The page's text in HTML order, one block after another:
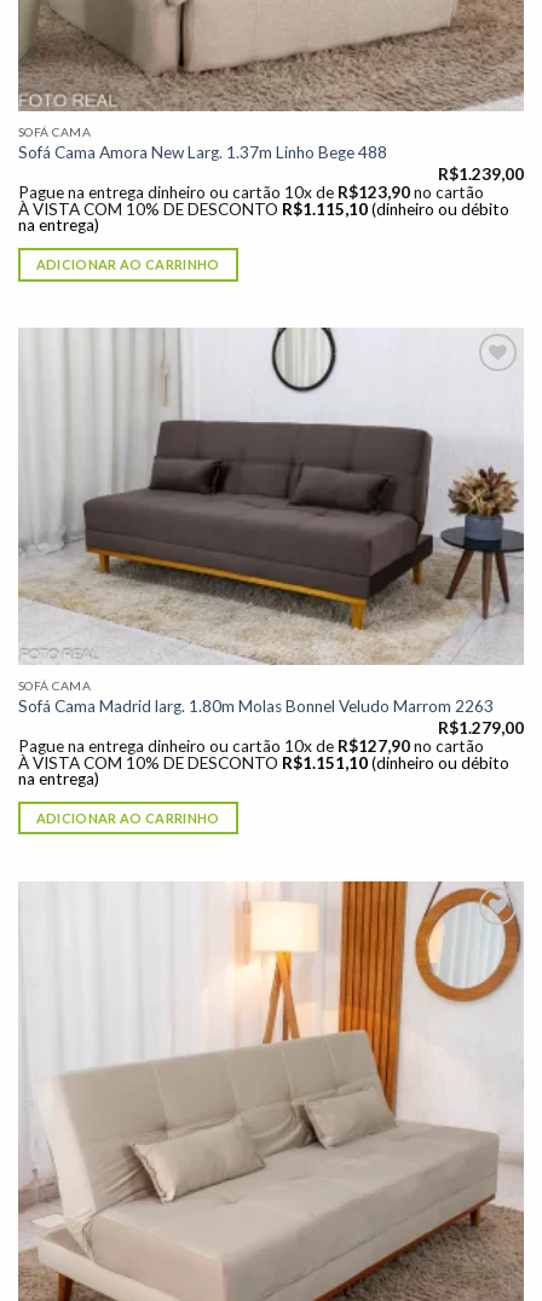
SOFÁ CAMA
Sofá Cama Amora New Larg. 1.37m Linho Bege 488
R$1.239,00
Pague na entrega dinheiro ou cartão 10x de R$123,90 no cartão
À VISTA COM 10% DE DESCONTO R$1.115,10 (dinheiro ou débito
na entrega)
ADICIONAR AO CARRINHO
desejos"
SOFÁ CAMA
Sofá Cama Madrid larg. 1.80m Molas Bonnel Veludo Marrom 2263
R$1.279,00
Pague na entrega dinheiro ou cartão 10x de R$127,90 no cartão
À VISTA COM 10% DE DESCONTO R$1.151,10 (dinheiro ou débito
na entrega)
ADICIONAR AO CARRINHO
Adicionar
à lista de